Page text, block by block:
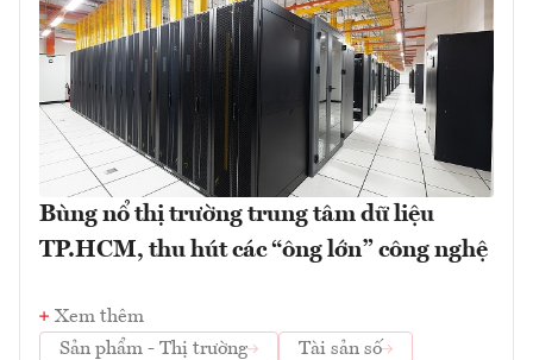
Bùng nổ thị trường trung tâm dữ liệu
TP.HCM, thu hút các “ông lớn” công nghệ
Xem thêm
Sản phẩm - Thị trường
Tài sản số